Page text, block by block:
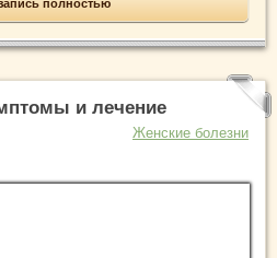
полностью
и лечение
Женские болезни